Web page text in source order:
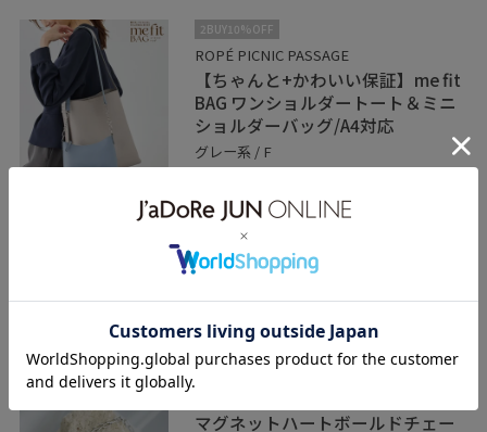
2BUY10%OFF
ROPÉ PICNIC PASSAGE
【ちゃんと+かわいい保証】me fit
BAG ワンショルダートート＆ミニ
ショルダーバッグ/A4対応
グレー系 / F
レビュー
マチがしっかりとしているので、大容量で
す！
マグネットハートボールドチェー